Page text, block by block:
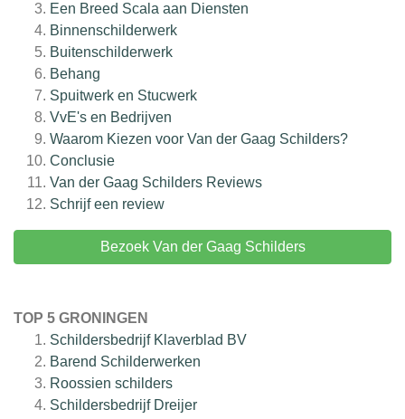
Een Breed Scala aan Diensten
Binnenschilderwerk
Buitenschilderwerk
Behang
Spuitwerk en Stucwerk
VvE's en Bedrijven
Waarom Kiezen voor Van der Gaag Schilders?
Conclusie
Van der Gaag Schilders Reviews
Schrijf een review
Bezoek Van der Gaag Schilders
TOP 5 GRONINGEN
Schildersbedrijf Klaverblad BV
Barend Schilderwerken
Roossien schilders
Schildersbedrijf Dreijer